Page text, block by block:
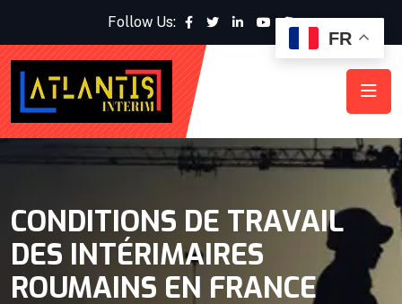
Follow Us:
CONDITIONS DE TRAVAIL
DES INTÉRIMAIRES
ROUMAINS EN FRANCE
FR